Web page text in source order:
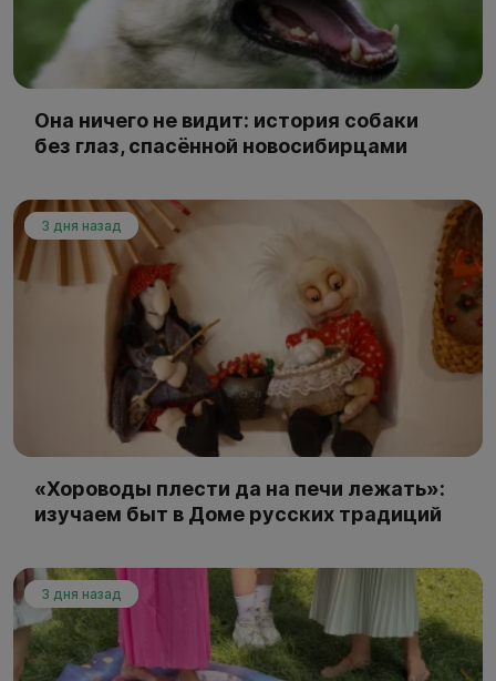
Она ничего не видит: история собаки
без глаз, спасённой новосибирцами
3 дня назад
«Хороводы плести да на печи лежать»:
изучаем быт в Доме русских традиций
3 дня назад